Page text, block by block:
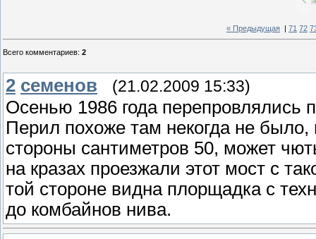
« Предыдущая 71 72
Всего комментариев: 2
2 семенов (21.02.2009 15:33)
Осенью 1986 года перепровлялись
Перил похоже там некогда не было,
стороны сантиметров 50, может
на кразах проезжали этот мост с
той стороне видна плорщадка с
до комбайнов нива.